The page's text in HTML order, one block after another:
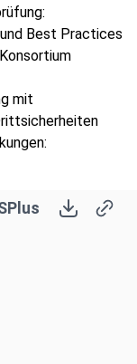
Best Practices
mit